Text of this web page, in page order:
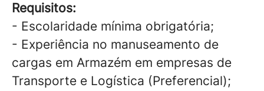
Requisitos:
- Escolaridade mínima obrigatória;
- Experiência no manuseamento de
cargas em Armazém em empresas de
Transporte e Logística (Preferencial);